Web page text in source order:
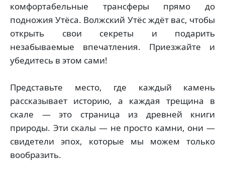
комфортабельные трансферы прямо до
подножия Утёса. Волжский Утёс ждёт вас, чтобы
открыть свои секреты и подарить
незабываемые впечатления. Приезжайте и
убедитесь в этом сами!
Представьте место, где каждый камень
рассказывает историю, а каждая трещина в
скале — это страница из древней книги
природы. Эти скалы — не просто камни, они —
свидетели эпох, которые мы можем только
вообразить.